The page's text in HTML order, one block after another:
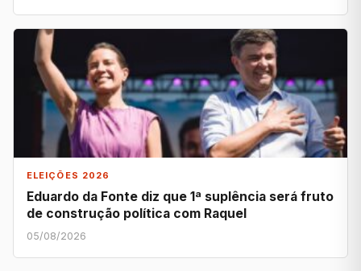
ELEIÇÕES 2026
Eduardo da Fonte diz que 1ª suplência será fruto
de construção política com Raquel
05/08/2026